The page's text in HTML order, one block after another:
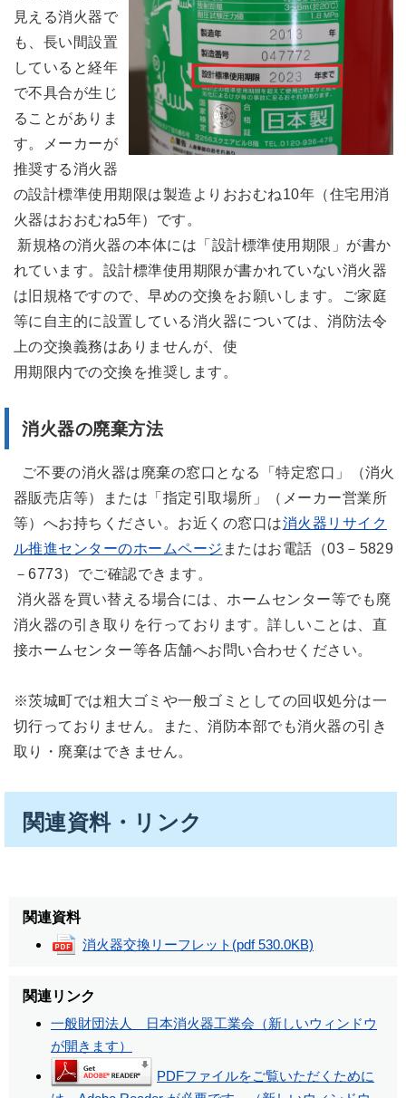
見える消火器で
も、長い間設置
していると経年
で不具合が生じ
ることがありま
す。メーカーが
推奨する消火器
の設計標準使用期限は製造よりおおむね10年（住宅用消
火器はおおむね5年）です。
新規格の消火器の本体には「設計標準使用期限」が書か
れています。設計標準使用期限が書かれていない消火器
は旧規格ですので、早めの交換をお願いします。ご家庭
等に自主的に設置している消火器については、消防法令
上の交換義務はありませんが、使
用期限内での交換を推奨します。
消火器の廃棄方法
ご不要の消火器は廃棄の窓口となる「特定窓口」（消火
器販売店等）または「指定引取場所」（メーカー営業所
等）へお持ちください。お近くの窓口は消火器リサイク
ル推進センターのホームページ またはお電話（03－5829
－6773）でご確認できます。
消火器を買い替える場合には、ホームセンター等でも廃
消火器の引き取りを行っております。詳しいことは、直
接ホームセンター等各店舗へお問い合わせください。
※茨城町では粗大ゴミや一般ゴミとしての回収処分は一
切行っておりません。また、消防本部でも消火器の引き
取り・廃棄はできません。
関連資料・リンク
関連資料
消火器交換リーフレット (pdf 530.0KB)
関連リンク
一般財団法人 日本消火器工業会（新しいウィンドウ
が開きます）
PDFファイルをご覧いただくために